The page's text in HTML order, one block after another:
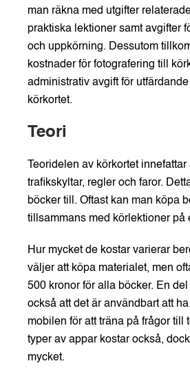
man räkna med utgifter
praktiska lektioner samt avgifter
och uppkörning. Dessutom
kostnader för fotografering till
administrativ avgift för
körkortet.
Teori
Teoridelen av körkortet
trafikskyltar, regler och faror.
böcker till. Oftast kan man köpa
tillsammans med körlektioner på
Hur mycket de kostar varierar
väljer att köpa materialet, men
500 kronor för alla böcker. En
också att det är användbart att
mobilen för att träna på frågor till
typer av appar kostar också,
mycket.